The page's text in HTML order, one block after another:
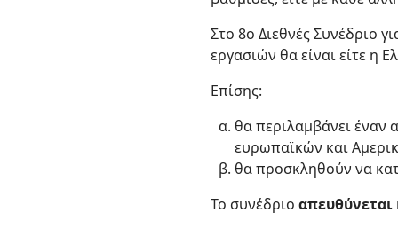
Στο 8ο Διεθνές Συνέδριο
εργασιών θα είναι είτε η
Επίσης:
θα περιλαμβάνει έναν
ευρωπαϊκών και
θα προσκληθούν να
Το συνέδριοαπευθύνεται